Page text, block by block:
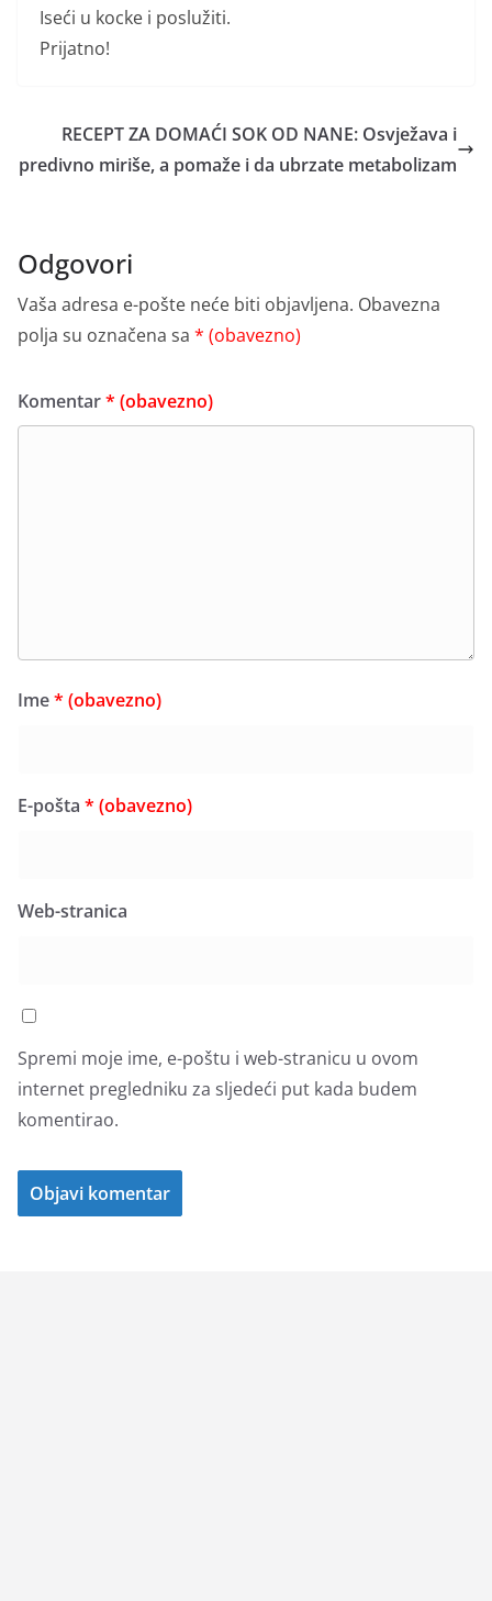
Iseći u kocke i poslužiti.
Prijatno!
RECEPT ZA DOMAĆI SOK OD NANE: Osvježava i
predivno miriše, a pomaže i da ubrzate metabolizam
Odgovori
Vaša adresa e-pošte neće biti objavljena. Obavezna
polja su označena sa * (obavezno)
Komentar* (obavezno)
Ime* (obavezno)
E-pošta * (obavezno)
Web-stranica
Spremi moje ime, e-poštu i web-stranicu u ovom
internet pregledniku za sljedeći put kada budem
komentirao.